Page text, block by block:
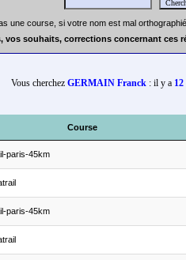
une course, si votre nom est mal
vos souhaits, corrections concernant ces
Vous cherchez GERMAIN Franck : il y a
Course
paris-45km
paris-45km